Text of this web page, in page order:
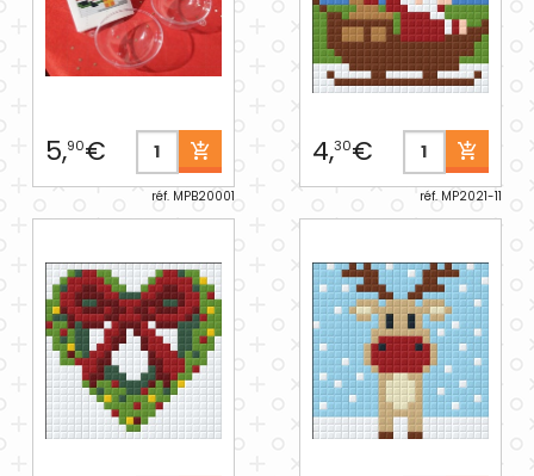
5,90€
réf. MPB20001
4,30€
réf. MP2021-11